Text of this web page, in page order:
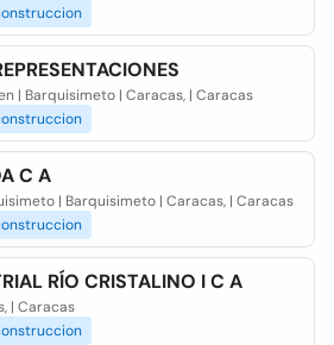
| Barquisimeto | Caracas, | Caracas
C A
| Barquisimeto | Caracas, | Caracas
RÍO CRISTALINO I C A
| Caracas